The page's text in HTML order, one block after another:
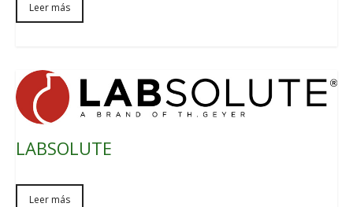
Leer más
LABSOLUTE
Leer más